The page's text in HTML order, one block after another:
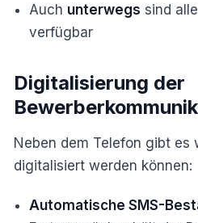
Auch unterwegs sind
verfügbar
Digitalisierung der
Neben dem Telefon gibt es
digitalisiert werden können:
Automatische SMS-